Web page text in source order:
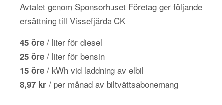
Avtalet genom Sponsorhuset Företag ger följande
ersättning till Vissefjärda CK
45 öre / liter för diesel
25 öre / liter för bensin
15 öre / kWh vid laddning av elbil
8,97 kr / per månad av biltvättsabonemang